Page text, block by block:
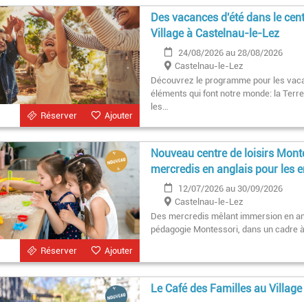
Ajouter
Réserver
Des vacances d'été dans le
Village à Castelnau-le-Lez
24/08/2026 au 28/08/2026
Castelnau-le-Lez
Découvrez le programme pour les
éléments qui font notre monde: la
les…
Ajouter
Réserver
Nouveau centre de loisirs
mercredis en anglais pour les
12/07/2026 au 30/09/2026
Castelnau-le-Lez
Des mercredis mêlant immersion en
pédagogie Montessori, dans un cadre
Le Café des Familles au